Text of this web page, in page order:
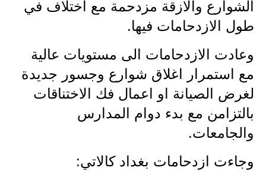
الاخبار الرياضية
المدارس
اخبار وقرارات وزارة التربية
المرحلة الابتدائية
الشوارع والازقة مزدحمة مع اختلاف في
طول الازدحامات فيها.
وعادت الازدحامات الى مستويات عالية
مع استمرار اغلاق شوارع وجسور جديدة
لغرض الصيانة او اعمال فك الاختناقات
بالتزامن مع بدء دوام المدارس
والجامعات.
وجاءت ازدحامات بغداد كالاتي: